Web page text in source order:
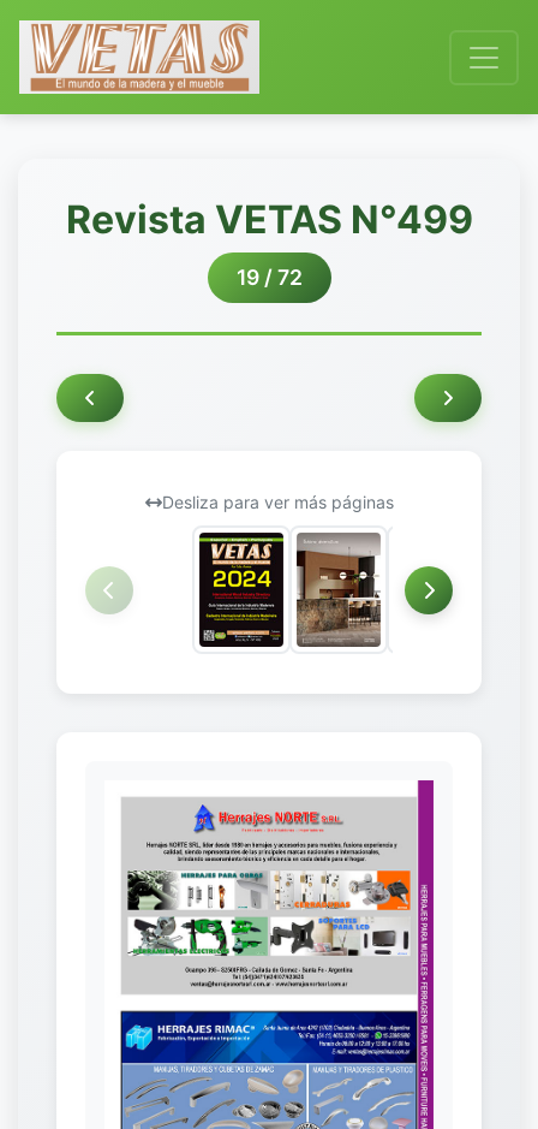
Revista VETAS N°499
19 / 72
Desliza para ver más páginas